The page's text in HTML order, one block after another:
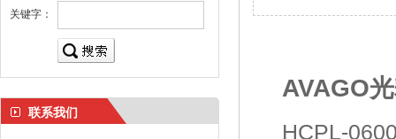
关键字：
联系我们
AVAGO
HCPL-